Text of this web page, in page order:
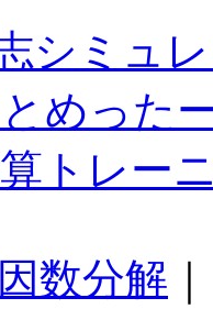
シミュ
めった
トレー
数分解